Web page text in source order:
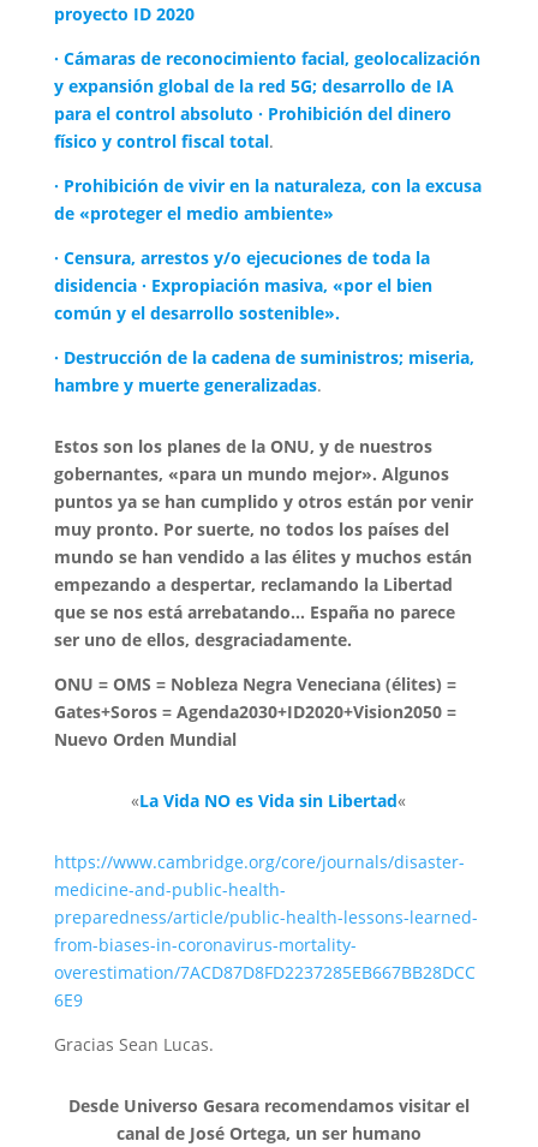
proyecto ID 2020
· Cámaras de reconocimiento facial, geolocalización
y expansión global de la red 5G; desarrollo de IA
para el control absoluto · Prohibición del dinero
físico y control fiscal total.
· Prohibición de vivir en la naturaleza, con la excusa
de «proteger el medio ambiente»
· Censura, arrestos y/o ejecuciones de toda la
disidencia · Expropiación masiva, «por el bien
común y el desarrollo sostenible».
· Destrucción de la cadena de suministros; miseria,
hambre y muerte generalizadas.
Estos son los planes de la ONU, y de nuestros
gobernantes, «para un mundo mejor». Algunos
puntos ya se han cumplido y otros están por venir
muy pronto. Por suerte, no todos los países del
mundo se han vendido a las élites y muchos están
empezando a despertar, reclamando la Libertad
que se nos está arrebatando… España no parece
ser uno de ellos, desgraciadamente.
ONU = OMS = Nobleza Negra Veneciana (élites) =
Gates+Soros = Agenda2030+ID2020+Vision2050 =
Nuevo Orden Mundial
«La Vida NO es Vida sin Libertad«
https://www.cambridge.org/core/journals/disaster-
medicine-and-public-health-
preparedness/article/public-health-lessons-learned-
from-biases-in-coronavirus-mortality-
overestimation/7ACD87D8FD2237285EB667BB28DCC
6E9
Gracias Sean Lucas.
Desde Universo Gesara recomendamos visitar el
canal de José Ortega, un ser humano